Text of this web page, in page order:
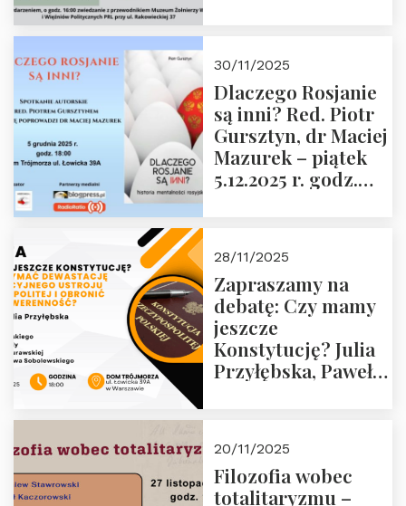
zwiedzanie
Muzeum Żołnierzy
Wyklętych i
Więźniów
Politycznych PRL o
godz. 16:00 – 19
30/11/2025
Dlaczego Rosjanie
są inni? Red. Piotr
Gursztyn, dr Maciej
Mazurek – piątek
5.12.2025 r. godz.
28/11/2025
Zapraszamy na
debatę: Czy mamy
jeszcze
Konstytucję? Julia
Przyłębska, Paweł
Przemysław
Sobolewski – 4
grudnia 2025 r.
20/11/2025
Filozofia wobec
totalitaryzmu –